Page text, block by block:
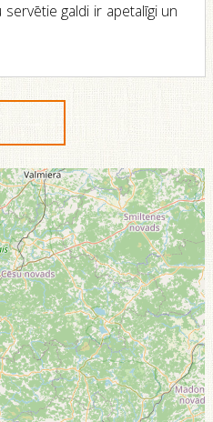
galdi ir apetalīgi un